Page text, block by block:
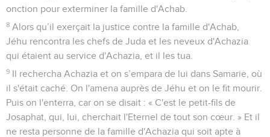
onction pour exterminer la famille d'Achab.
8 Alors qu’il exerçait la justice contre la famille d'Achab,
Jéhu rencontra les chefs de Juda et les neveux d'Achazia
qui étaient au service d'Achazia, et il les tua.
9 Il rechercha Achazia et on s’empara de lui dans Samarie, où
il s'était caché. On l'amena auprès de Jéhu et on le fit mourir.
Puis on l'enterra, car on se disait : « C'est le petit-fils de
Josaphat, qui, lui, cherchait l'Eternel de tout son cœur. » Et il
ne resta personne de la famille d'Achazia qui soit apte à